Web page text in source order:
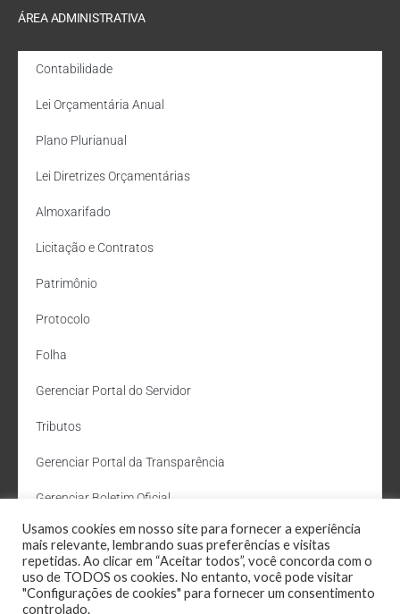
ÁREA ADMINISTRATIVA
Contabilidade
Lei Orçamentária Anual
Plano Plurianual
Lei Diretrizes Orçamentárias
Almoxarifado
Licitação e Contratos
Patrimônio
Protocolo
Folha
Gerenciar Portal do Servidor
Tributos
Gerenciar Portal da Transparência
Gerenciar Boletim Oficial
Departamento de Água e Esgoto
Administração Site
Webmail
Usamos cookies em nosso site para fornecer a experiência
mais relevante, lembrando suas preferências e visitas
repetidas. Ao clicar em “Aceitar todos”, você concorda com o
uso de TODOS os cookies. No entanto, você pode visitar
"Configurações de cookies" para fornecer um consentimento
controlado.